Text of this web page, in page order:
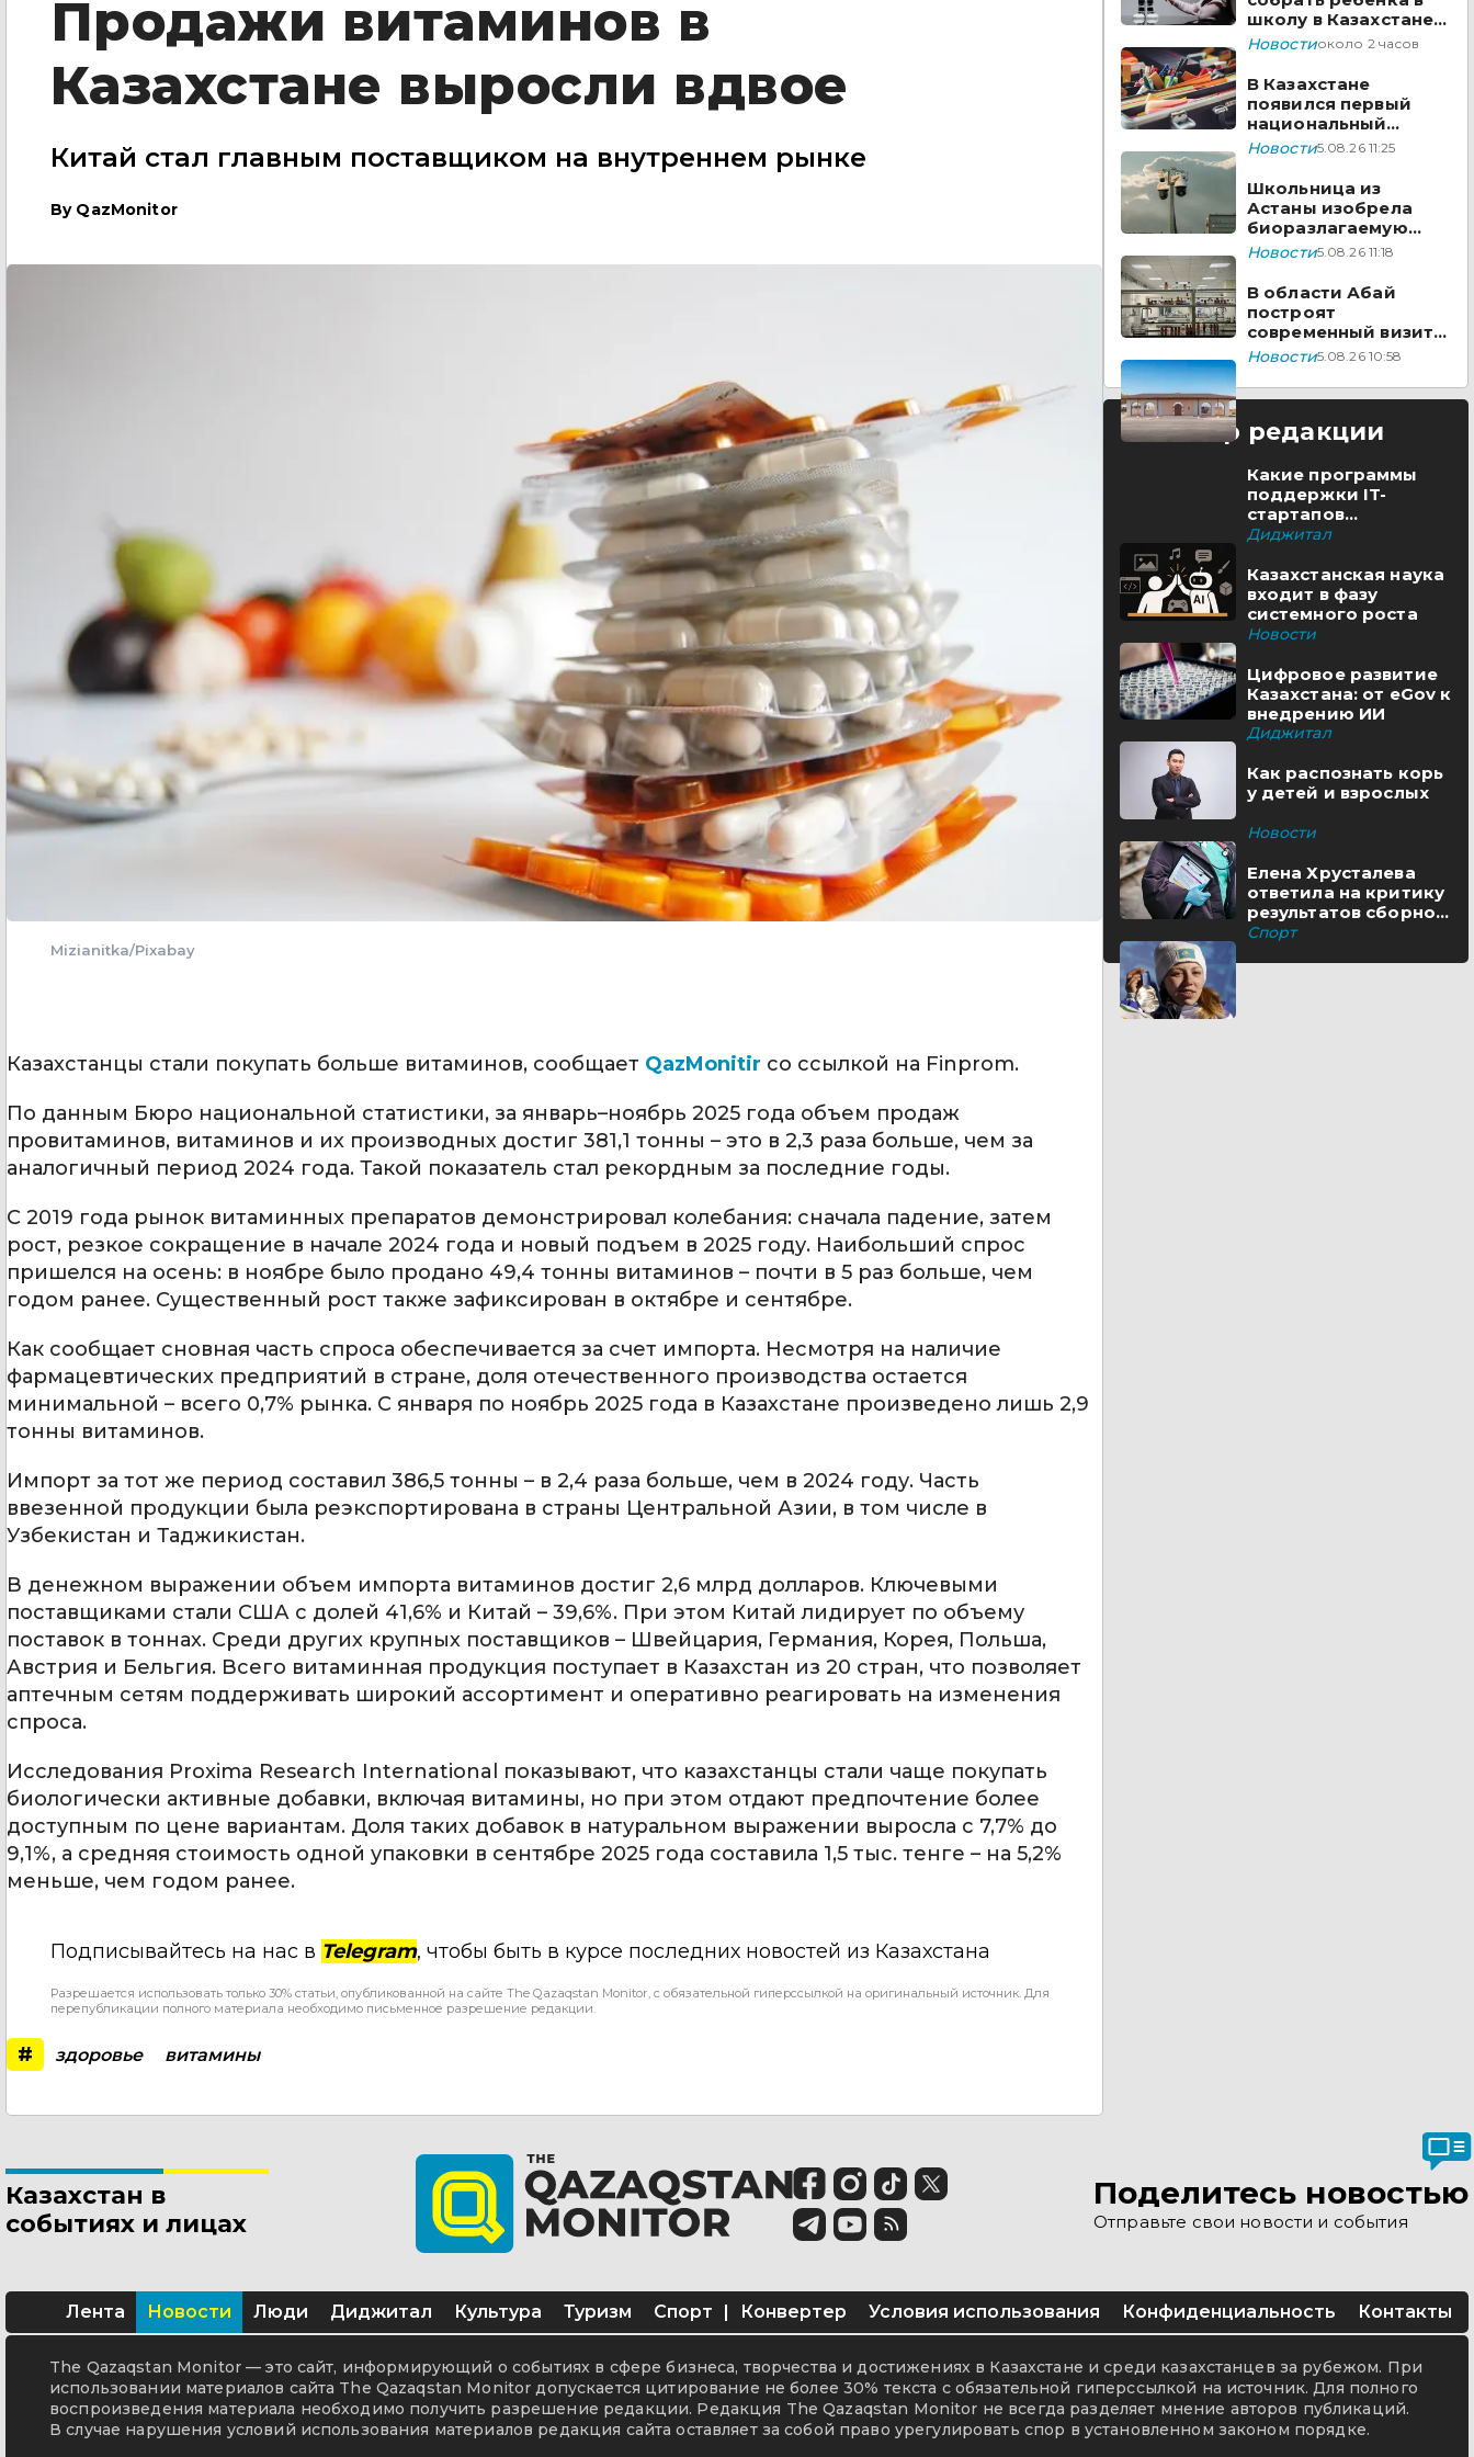
Продажи витаминов в
Казахстане выросли вдвое
Китай стал главным поставщиком на внутреннем рынке
By QazMonitor
Mizianitka/Pixabay
Казахстанцы стали покупать больше витаминов, сообщает QazMonitir со ссылкой на Finprom.
По данным Бюро национальной статистики, за январь–ноябрь 2025 года объем продаж
провитаминов, витаминов и их производных достиг 381,1 тонны – это в 2,3 раза больше, чем за
аналогичный период 2024 года. Такой показатель стал рекордным за последние годы.
С 2019 года рынок витаминных препаратов демонстрировал колебания: сначала падение, затем
рост, резкое сокращение в начале 2024 года и новый подъем в 2025 году. Наибольший спрос
пришелся на осень: в ноябре было продано 49,4 тонны витаминов – почти в 5 раз больше, чем
годом ранее. Существенный рост также зафиксирован в октябре и сентябре.
Как сообщает сновная часть спроса обеспечивается за счет импорта. Несмотря на наличие
фармацевтических предприятий в стране, доля отечественного производства остается
минимальной – всего 0,7% рынка. С января по ноябрь 2025 года в Казахстане произведено лишь 2,9
тонны витаминов.
Импорт за тот же период составил 386,5 тонны – в 2,4 раза больше, чем в 2024 году. Часть
ввезенной продукции была реэкспортирована в страны Центральной Азии, в том числе в
Узбекистан и Таджикистан.
В денежном выражении объем импорта витаминов достиг 2,6 млрд долларов. Ключевыми
поставщиками стали США с долей 41,6% и Китай – 39,6%. При этом Китай лидирует по объему
поставок в тоннах. Среди других крупных поставщиков – Швейцария, Германия, Корея, Польша,
Австрия и Бельгия. Всего витаминная продукция поступает в Казахстан из 20 стран, что позволяет
аптечным сетям поддерживать широкий ассортимент и оперативно реагировать на изменения
спроса.
Исследования Proxima Research International показывают, что казахстанцы стали чаще покупать
биологически активные добавки, включая витамины, но при этом отдают предпочтение более
доступным по цене вариантам. Доля таких добавок в натуральном выражении выросла с 7,7% до
9,1%, а средняя стоимость одной упаковки в сентябре 2025 года составила 1,5 тыс. тенге – на 5,2%
меньше, чем годом ранее.
Подписывайтесь на нас в Telegram, чтобы быть в курсе последних новостей из Казахстана
Разрешается использовать только 30% статьи, опубликованной на сайте The Qazaqstan Monitor, с обязательной гиперссылкой на оригинальный источник. Для
перепубликации полного материала необходимо письменное разрешение редакции.
# здоровье витамины
школу в Казахстане в
2026 году?
Новостиоколо 2 часов
В Казахстане
появился первый
национальный
стандарт
Новости5.08.26 11:25
Школьница из
Астаны изобрела
биоразлагаемую
бумагу из травы
Новости5.08.26 11:18
В области Абай
построят
современный визит-
центр
Новости5.08.26 10:58
Выбор редакции
Какие программы
поддержки IT-
стартапов
реализуются в
Диджитал
Казахстанская наука
входит в фазу
системного роста
Новости
Цифровое развитие
Казахстана: от eGov к
внедрению ИИ
Диджитал
Как распознать корь
у детей и взрослых
Новости
Елена Хрусталева
ответила на критику
результатов сборной
Казахстана
Спорт
Казахстан в
событиях и лицах
Поделитесь новостью
Отправьте свои новости и события
Лента Новости Люди Диджитал Культура Туризм Спорт | Конвертер Условия использования Конфиденциальность Контакты
The Qazaqstan Monitor — это сайт, информирующий о событиях в сфере бизнеса, творчества и достижениях в Казахстане и среди казахстанцев за рубежом. При
использовании материалов сайта The Qazaqstan Monitor допускается цитирование не более 30% текста с обязательной гиперссылкой на источник. Для полного
воспроизведения материала необходимо получить разрешение редакции. Редакция The Qazaqstan Monitor не всегда разделяет мнение авторов публикаций.
В случае нарушения условий использования материалов редакция сайта оставляет за собой право урегулировать спор в установленном законом порядке.